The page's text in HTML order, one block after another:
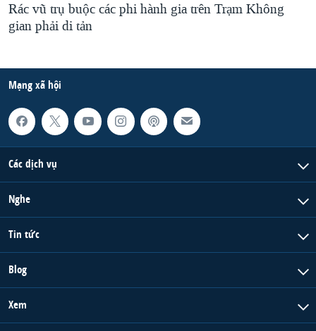
Rác vũ trụ buộc các phi hành gia trên Trạm Không
gian phải di tản
Mạng xã hội
Các dịch vụ
Nghe
Tin tức
Blog
Xem